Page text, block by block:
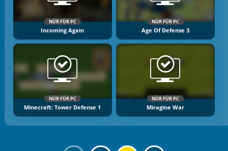
NÜR FÜR PC
Incoming Again
NÜR FÜR PC
Age Of Defense 3
NÜR FÜR PC
Minecraft: Tower Defense 1
NÜR FÜR PC
Miragine War